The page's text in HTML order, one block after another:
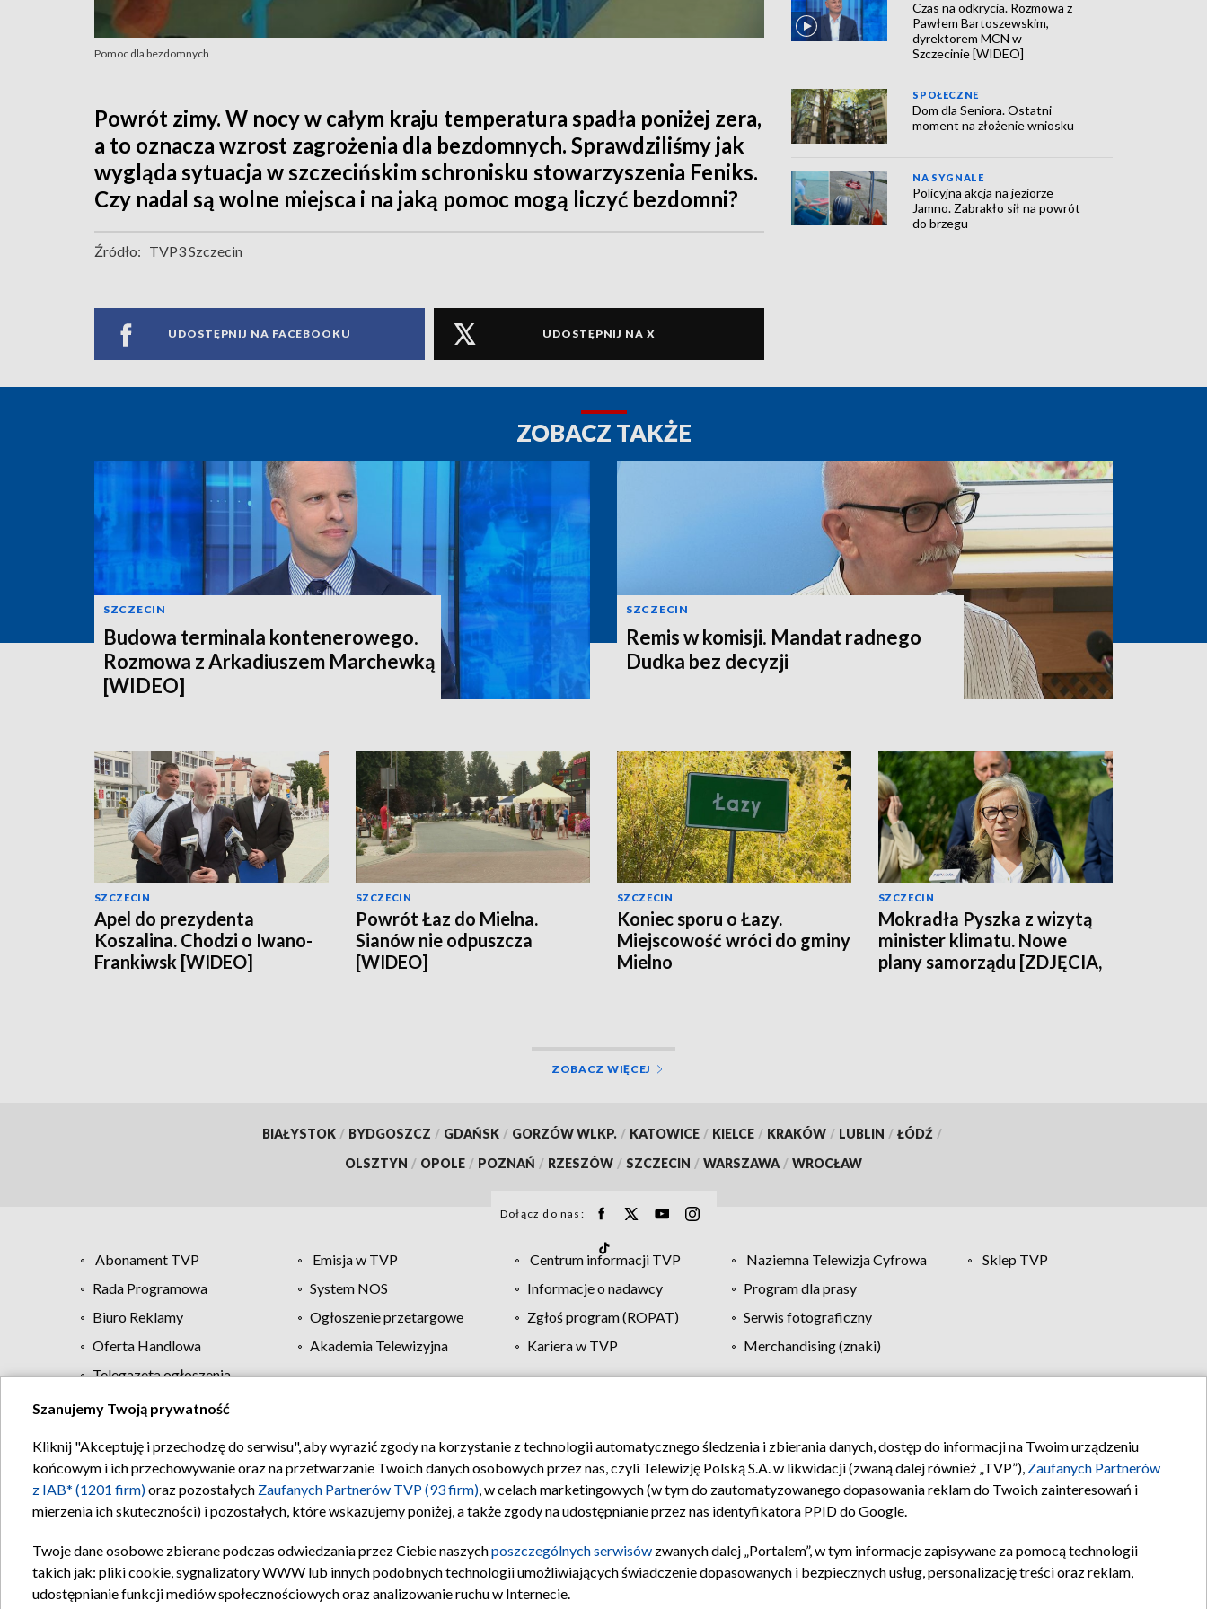
Pomoc dla bezdomnych
Powrót zimy. W nocy w całym kraju temperatura spadła poniżej zera,
a to oznacza wzrost zagrożenia dla bezdomnych. Sprawdziliśmy jak
wygląda sytuacja w szczecińskim schronisku stowarzyszenia Feniks.
Czy nadal są wolne miejsca i na jaką pomoc mogą liczyć bezdomni?
Źródło: TVP3 Szczecin
UDOSTĘPNIJ NA FACEBOOKU UDOSTĘPNIJ NA X
Czas na odkrycia. Rozmowa z
Pawłem Bartoszewskim,
dyrektorem MCN w
Szczecinie [WIDEO]
SPOŁECZNE
Dom dla Seniora. Ostatni
moment na złożenie wniosku
NA SYGNALE
Policyjna akcja na jeziorze
Jamno. Zabrakło sił na powrót
do brzegu
ZOBACZ TAKŻE
SZCZECIN
Budowa terminala kontenerowego.
Rozmowa z Arkadiuszem Marchewką
[WIDEO]
SZCZECIN
Remis w komisji. Mandat radnego
Dudka bez decyzji
SZCZECIN
Apel do prezydenta
Koszalina. Chodzi o Iwano-
Frankiwsk [WIDEO]
SZCZECIN
Powrót Łaz do Mielna.
Sianów nie odpuszcza
[WIDEO]
SZCZECIN
Koniec sporu o Łazy.
Miejscowość wróci do gminy
Mielno
SZCZECIN
Mokradła Pyszka z wizytą
minister klimatu. Nowe
plany samorządu [ZDJĘCIA,
ZOBACZ WIĘCEJ
BIAŁYSTOK / BYDGOSZCZ / GDAŃSK / GORZÓW WLKP. / KATOWICE / KIELCE / KRAKÓW / LUBLIN / ŁÓDŹ /
OLSZTYN / OPOLE / POZNAŃ / RZESZÓW / SZCZECIN / WARSZAWA / WROCŁAW
Dołącz do nas:
Abonament TVP Emisja w TVP Centrum informacji TVP Naziemna Telewizja Cyfrowa
Sklep TVP
Rada Programowa
System NOS Informacje o nadawcy
Program dla prasy
Biuro Reklamy
Ogłoszenie przetargowe Zgłoś program (ROPAT)
Serwis fotograficzny
Oferta Handlowa
Akademia Telewizyjna Kariera w TVP
Merchandising (znaki)
Telegazeta ogłoszenia
Regulamin TVP Polityka prywatności Moje zgody Pomoc Biuro reklamy Kontakt
Szanujemy Twoją prywatność
Kliknij "Akceptuję i przechodzę do serwisu", aby wyrazić zgody na korzystanie z technologii automatycznego śledzenia i zbierania danych, dostęp do informacji na Twoim urządzeniu
końcowym i ich przechowywanie oraz na przetwarzanie Twoich danych osobowych przez nas, czyli Telewizję Polską S.A. w likwidacji (zwaną dalej również „TVP”), Zaufanych Partnerów
z IAB* (1201 firm)oraz pozostałych Zaufanych Partnerów TVP (93 firm), w celach marketingowych (w tym do zautomatyzowanego dopasowania reklam do Twoich zainteresowań i
mierzenia ich skuteczności) i pozostałych, które wskazujemy poniżej, a także zgody na udostępnianie przez nas identyfikatora PPID do Google.
Twoje dane osobowe zbierane podczas odwiedzania przez Ciebie naszychposzczególnych serwisów zwanych dalej „Portalem”, w tym informacje zapisywane za pomocą technologii
takich jak: pliki cookie, sygnalizatory WWW lub innych podobnych technologii umożliwiających świadczenie dopasowanych i bezpiecznych usług, personalizację treści oraz reklam,
udostępnianie funkcji mediów społecznościowych oraz analizowanie ruchu w Internecie.